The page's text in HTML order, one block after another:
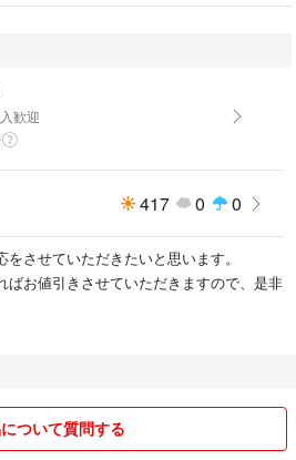
歓迎
417 0 0
させていただきたいと思います。
ばお値引きさせていただきますので、是非
ついて質問する